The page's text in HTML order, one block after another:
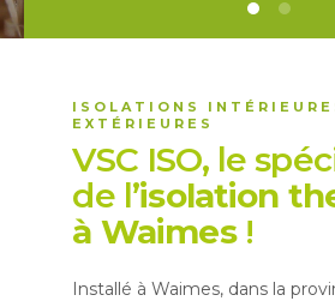
ISOLATIONS
EXTÉRIEURES
VSC ISO, le
de l’isolation
à Waimes!
Installé à Waimes, dans la